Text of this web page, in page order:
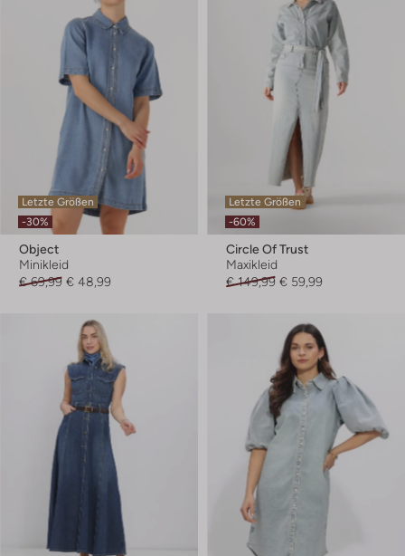
Letzte Größen
-30%
Object
Minikleid
€ 69,99 € 48,99
Letzte Größen
-60%
Circle Of Trust
Maxikleid
€ 149,99 € 59,99